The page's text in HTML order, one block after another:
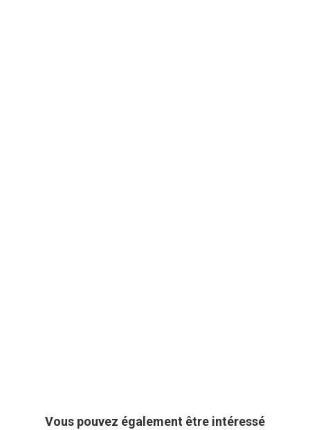
Vous pouvez également être intéressé